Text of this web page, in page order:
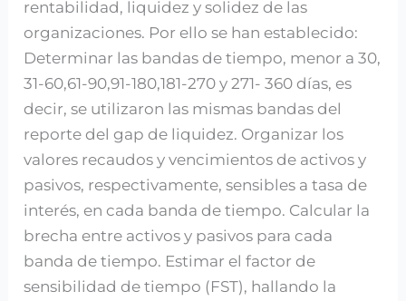
rentabilidad, liquidez y solidez de las
organizaciones. Por ello se han establecido:
Determinar las bandas de tiempo, menor a 30,
31-60,61-90,91-180,181-270 y 271- 360 días, es
decir, se utilizaron las mismas bandas del
reporte del gap de liquidez. Organizar los
valores recaudos y vencimientos de activos y
pasivos, respectivamente, sensibles a tasa de
interés, en cada banda de tiempo. Calcular la
brecha entre activos y pasivos para cada
banda de tiempo. Estimar el factor de
sensibilidad de tiempo (FST), hallando la